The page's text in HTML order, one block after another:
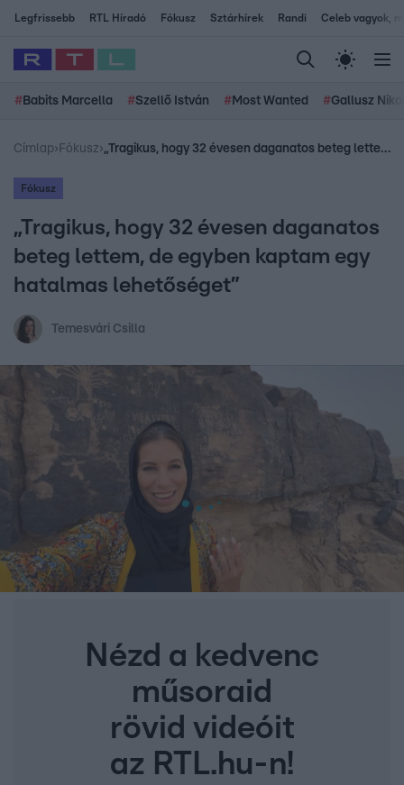
Legfrissebb RTL Híradó Fókusz Sztárhírek Randi Celeb vagyok,
# Babits Marcella #Szellő István # Most Wanted #Gallusz
Címlap› Fókusz› „Tragikus, hogy 32 évesen daganatos beteg lettem, de egyben kaptam egy hatalmas lehetőséget”
Fókusz
„Tragikus, hogy 32 évesen daganatos
beteg lettem, de egyben kaptam egy
hatalmas lehetőséget”
Temesvári Csilla
Nézd a kedvenc
műsoraid
rövid videóit
az RTL.hu-n!